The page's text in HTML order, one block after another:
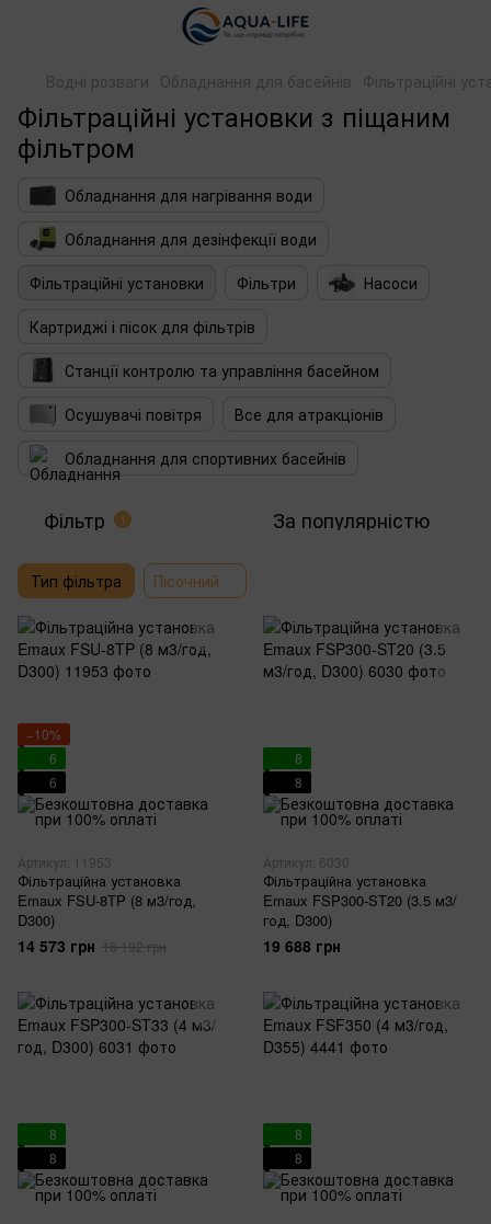
Водні розваги Обладнання для басейнів Фільтраційні
Фільтраційні установки з піщаним
фільтром
Обладнання для нагрівання води
Обладнання для дезінфекції води
Фільтраційні установки
Фільтри
Насоси
Картриджі і пісок для фільтрів
Станції контролю та управління басейном
Осушувачі повітря
Все для атракціонів
Обладнання для спортивних басейнів
Фільтр 1 За популярністю
Тип фільтра Пісочний
−10%
6
6
Артикул: 11953
Фільтраційна установка
Emaux FSU-8TP (8 м3/год,
D300)
14 573 грн 16 192 грн
8
8
Артикул: 6030
Фільтраційна установка
Emaux FSP300-ST20 (3.5 м3/
год, D300)
19 688 грн
8
8
8
8